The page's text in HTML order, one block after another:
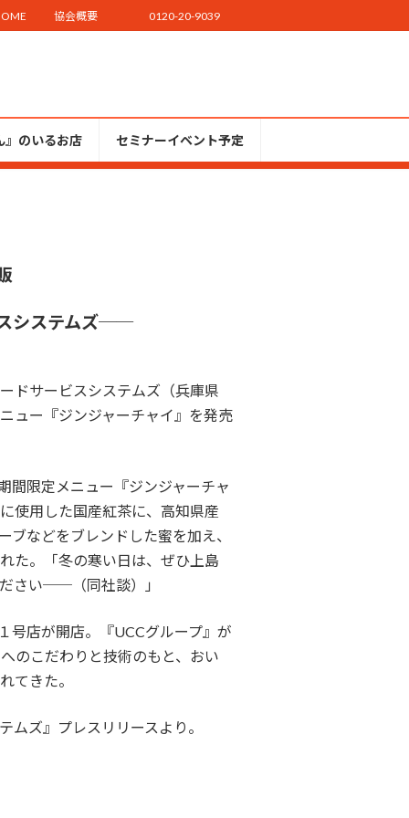
協会概要 0120-20-9039
のいるお店 セミナーイベント予定
システムズ──
ドサービスシステムズ（兵庫県
ュー『ジンジャーチャイ』を発売
限定メニュー『ジンジャーチャ
使用した国産紅茶に、高知県産
などをブレンドした蜜を加え、
た。「冬の寒い日は、ぜひ上島
さい──（同社談）」
店が開店。『UCCグループ』が
のこだわりと技術のもと、おい
てきた。
ムズ』プレスリリースより。